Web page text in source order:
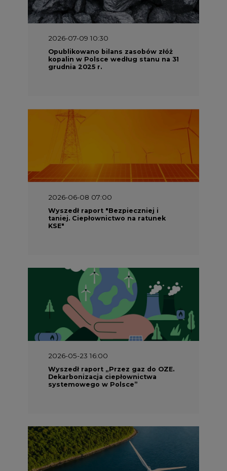
Opublikowano bilans zasobów złóż
kopalin w Polsce według stanu na 31
grudnia 2025 r.
2026-06-08 07:00
taniej. Ciepłownictwo na ratunek
KSE"
2026-05-23 16:00
Wyszedł raport „Przez gaz do OZE.
Dekarbonizacja ciepłownictwa
systemowego w Polsce”